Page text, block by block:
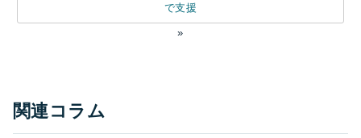
で支援
»
関連コラム